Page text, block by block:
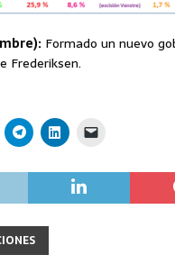
Formado un nuevo
Frederiksen.